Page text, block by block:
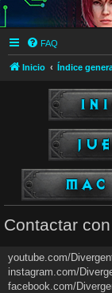
FAQ
Inicio Índice
Contactar
youtube.com/
instagram.com/
facebook.com/